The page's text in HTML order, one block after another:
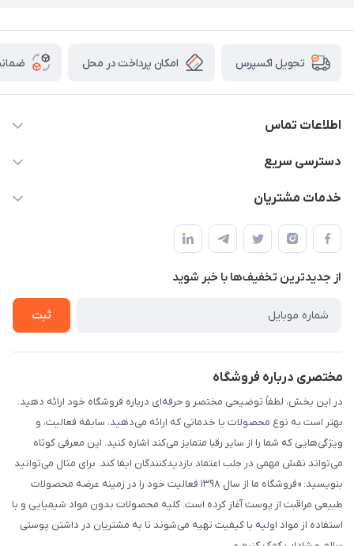
تحویل اکسپرس امکان پرداخت در محل
اطلاعات تماس
09332394024-09120346631
دسترسی سریع
حساب کاربری
لیست محصولات
درباره ما
خدمات مشتریان
قوانین و مقررات
حریم خصوصی
راهنما
از جدید‌ترین تخفیف‌ها با‌ خبر شوید
ثبت
مختصری درباره فروشگاه
در این بخش، لطفاً توضیحی مختصر و حرفه‌ای درباره فروشگاه خود ارائه دهید.
بهتر است به نوع محصولات یا خدماتی که ارائه می‌دهید، سابقه فعالیت، و
ویژگی‌هایی که شما را از سایر رقبا متمایز می‌کند اشاره کنید. این معرفی کوتاه
می‌تواند نقش مهمی در جلب اعتماد بازدیدکنندگان ایفا کند. برای مثال می‌توانید
بنویسید: «فروشگاه ما از سال ۱۳۹۸ فعالیت خود را در زمینه عرضه محصولات
طبیعی مراقبت از پوست آغاز کرده است. کلیه محصولات بدون مواد شیمیایی و با
استفاده از مواد اولیه با کیفیت تهیه می‌شوند تا به مشتریان در داشتن پوستی